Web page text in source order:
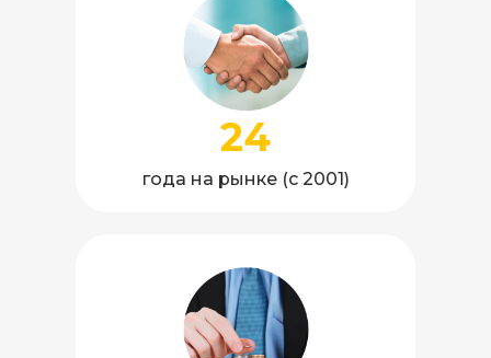
24
года на рынке (с 2001)